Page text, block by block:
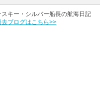
スキー・シルバー船長の航海日記
去ブログはこちら>>